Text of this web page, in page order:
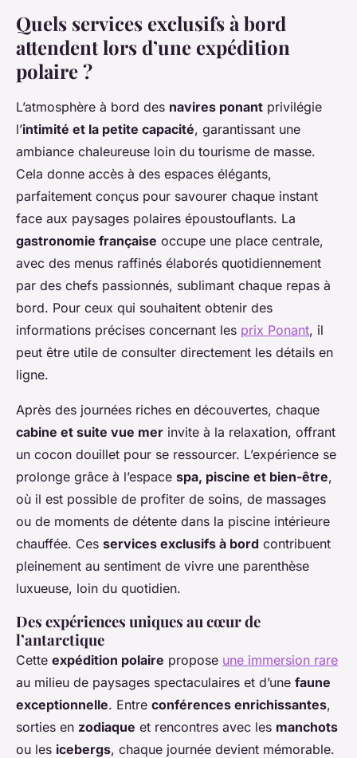
Quels services exclusifs à bord
attendent lors d’une expédition
polaire ?
L’atmosphère à bord des navires ponant privilégie
l’intimité et la petite capacité, garantissant une
ambiance chaleureuse loin du tourisme de masse.
Cela donne accès à des espaces élégants,
parfaitement conçus pour savourer chaque instant
face aux paysages polaires époustouflants. La
gastronomie française occupe une place centrale,
avec des menus raffinés élaborés quotidiennement
par des chefs passionnés, sublimant chaque repas à
bord. Pour ceux qui souhaitent obtenir des
informations précises concernant les prix Ponant, il
peut être utile de consulter directement les détails en
ligne.
Après des journées riches en découvertes, chaque
cabine et suite vue mer invite à la relaxation, offrant
un cocon douillet pour se ressourcer. L’expérience se
prolonge grâce à l’espace spa, piscine et bien-être,
où il est possible de profiter de soins, de massages
ou de moments de détente dans la piscine intérieure
chauffée. Ces services exclusifs à bord contribuent
pleinement au sentiment de vivre une parenthèse
luxueuse, loin du quotidien.
Des expériences uniques au cœur de
l’antarctique
Cette expédition polaire propose une immersion rare
au milieu de paysages spectaculaires et d’une faune
exceptionnelle. Entre conférences enrichissantes,
sorties en zodiaque et rencontres avec les manchots
ou les icebergs, chaque journée devient mémorable.